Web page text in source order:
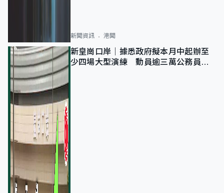
新聞資訊 港聞
新皇崗口岸｜據悉政府擬本月中起辦至
少四場大型演練 動員逾三萬公務員人